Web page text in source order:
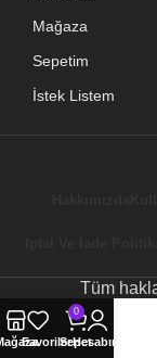
Mağaza
Sepetim
İstek Listem
Tüm
Favoriler
0
Sepet
Hesabım